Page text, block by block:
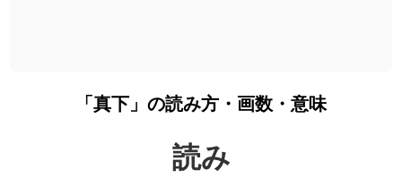
「真下」の読み方・画数・意味
読み